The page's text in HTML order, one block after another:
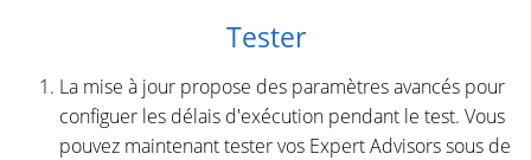
Tester
La mise à jour propose des paramètres avancés pour
configuer les délais d'exécution pendant le test. Vous
pouvez maintenant tester vos Expert Advisors sous de